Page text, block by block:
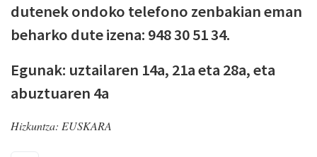
dutenek ondoko telefono zenbakian eman
beharko dute izena: 948 30 51 34.
Egunak: uztailaren 14a, 21a eta 28a, eta
abuztuaren 4a
Hizkuntza: EUSKARA